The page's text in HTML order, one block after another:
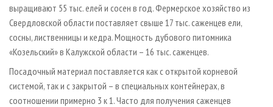
выращивают 55 тыс. елей и сосен в год. Фермерское хозяйство из
Свердловской области поставляет свыше 17 тыс. саженцев ели,
сосны, лиственницы и кедра. Мощность дубового питомника
«Козельский» в Калужской области – 16 тыс. саженцев.
Посадочный материал поставляется как с открытой корневой
системой, так и с закрытой – в специальных контейнерах, в
соотношении примерно 3 к 1. Часто для получения саженцев